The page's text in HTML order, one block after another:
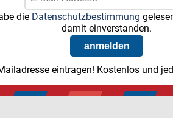
die Datenschutzbestimmung
damit einverstanden.
eintragen! Kostenlos und